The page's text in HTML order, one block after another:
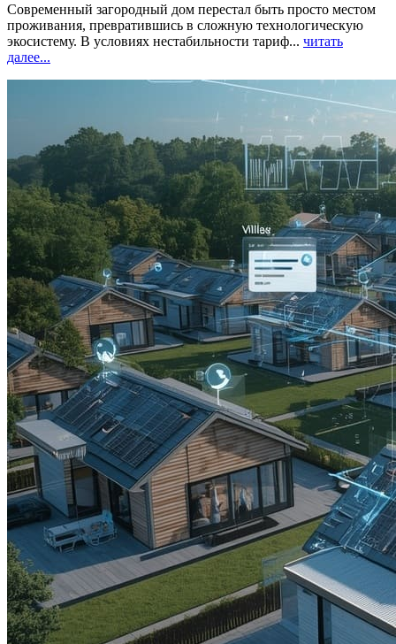
Современный загородный дом перестал быть просто местом
проживания, превратившись в сложную технологическую
экосистему. В условиях нестабильности тариф... читать
далее...